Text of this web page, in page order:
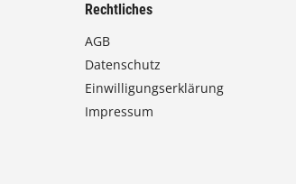
Rechtliches
AGB
Datenschutz
Einwilligungserklärung
Impressum